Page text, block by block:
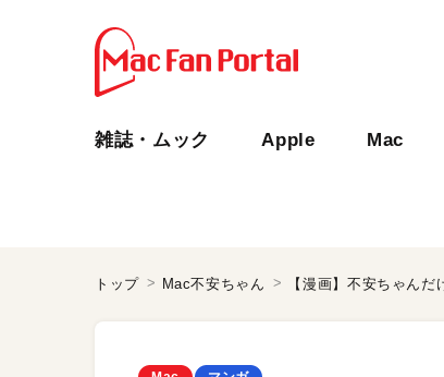
雑誌・ムック Apple Mac
トップ Mac不安ちゃん 【漫画】不安ちゃん